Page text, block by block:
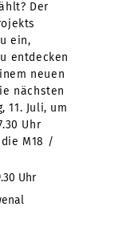
Der
ein,
entdecken
neuen
nächsten
11. Juli, um
Uhr
M18 /
Uhr